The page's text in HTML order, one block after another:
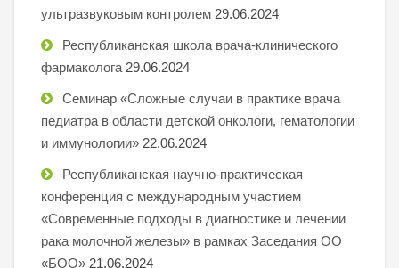
ультразвуковым контролем 29.06.2024
Республиканская школа врача-клинического
фармаколога 29.06.2024
Семинар «Сложные случаи в практике врача
педиатра в области детской онкологи, гематологии
и иммунологии» 22.06.2024
Республиканская научно-практическая
конференция с международным участием
«Современные подходы в диагностике и лечении
рака молочной железы» в рамках Заседания ОО
«БОО» 21.06.2024